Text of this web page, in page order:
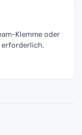
Klemme oder
erforderlich.